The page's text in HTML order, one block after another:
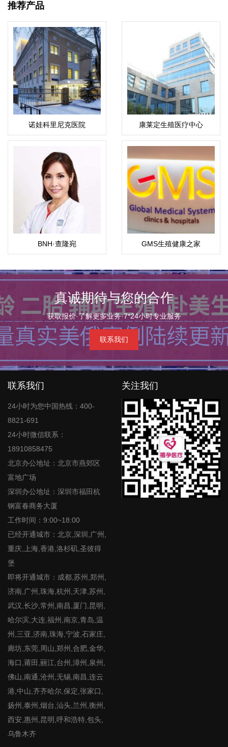
推荐产品
诺娃科里尼克医院 康莱定生殖医疗中心
BNH·查隆宛
（Chalomkwan）
GMS生殖健康之家
真诚期待与您的合作
获取报价·了解更多业务·7*24小时专业服务
联系我们
联系我们
24小时为您中国热线：400-
8821-691
24小时微信联系：
18910858475
北京办公地址：北京市燕郊区
富地广场
深圳办公地址：深圳市福田杭
钢富春商务大厦
工作时间：9:00~18:00
已经开通城市：北京,深圳,广州,
重庆,上海,香港,洛杉矶,圣彼得
堡
即将开通城市：成都,苏州,郑州,
济南,广州,珠海,杭州,天津,苏州,
武汉,长沙,常州,南昌,厦门,昆明,
哈尔滨,大连,福州,南京,青岛,温
州,三亚,济南,珠海,宁波,石家庄,
廊坊,东莞,周山,郑州,合肥,金华,
海口,莆田,丽江,台州,漳州,泉州,
佛山,南通,沧州,无锡,南昌,连云
港,中山,齐齐哈尔,保定,张家口,
扬州,泰州,烟台,汕头,兰州,衡州,
西安,惠州,昆明,呼和浩特,包头,
乌鲁木齐
关注我们